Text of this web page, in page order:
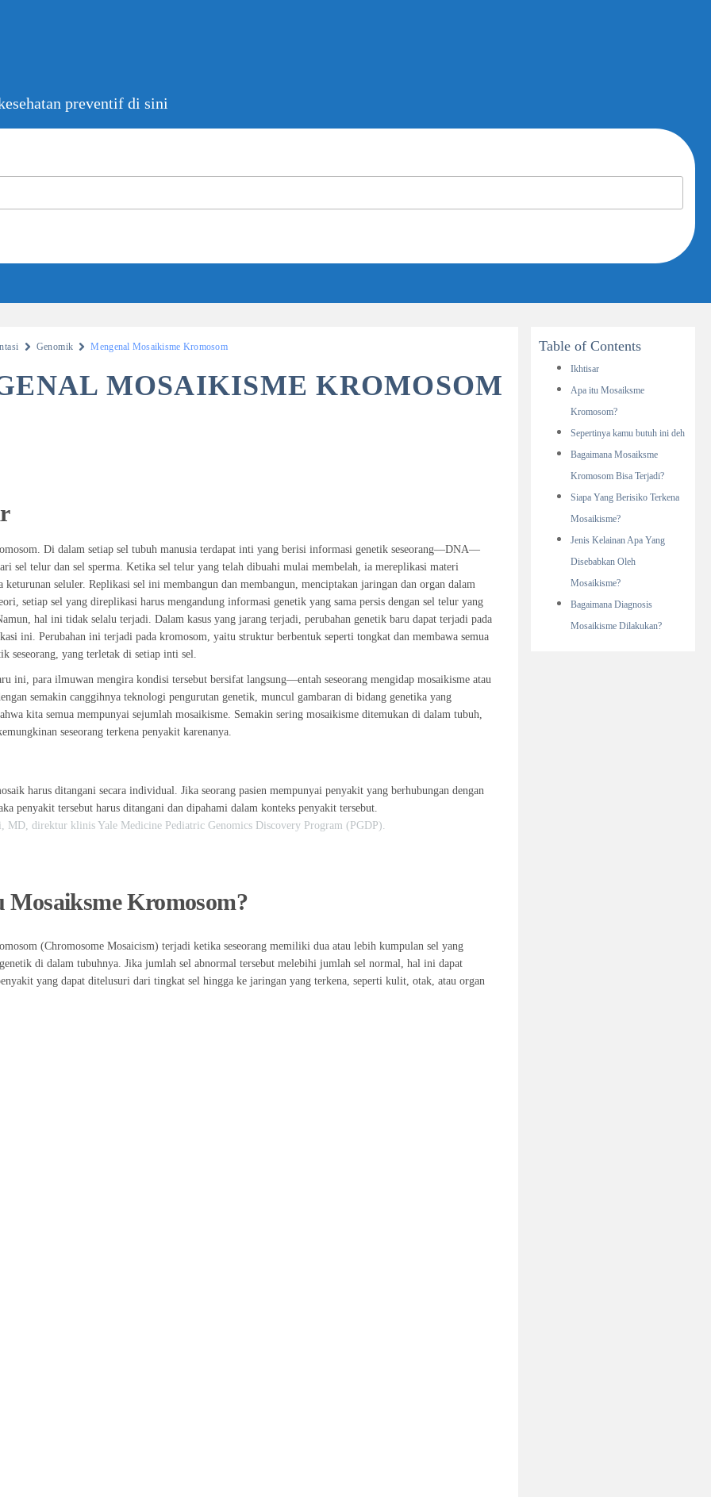
preventif di sini
Genomik Mengenal Mosaikisme Kromosom
MOSAIKISME KROMOSOM
Di dalam setiap sel tubuh manusia terdapat inti yang berisi informasi genetik seseorang—DNA—
sel telur dan sel sperma. Ketika sel telur yang telah dibuahi mulai membelah, ia mereplikasi materi
keturunan seluler. Replikasi sel ini membangun dan membangun, menciptakan jaringan dan organ dalam
setiap sel yang direplikasi harus mengandung informasi genetik yang sama persis dengan sel telur yang
hal ini tidak selalu terjadi. Dalam kasus yang jarang terjadi, perubahan genetik baru dapat terjadi pada
ini. Perubahan ini terjadi pada kromosom, yaitu struktur berbentuk seperti tongkat dan membawa semua
seseorang, yang terletak di setiap inti sel.
ini, para ilmuwan mengira kondisi tersebut bersifat langsung—entah seseorang mengidap mosaikisme atau
semakin canggihnya teknologi pengurutan genetik, muncul gambaran di bidang genetika yang
kita semua mempunyai sejumlah mosaikisme. Semakin sering mosaikisme ditemukan di dalam tubuh,
seseorang terkena penyakit karenanya.
harus ditangani secara individual. Jika seorang pasien mempunyai penyakit yang berhubungan dengan
penyakit tersebut harus ditangani dan dipahami dalam konteks penyakit tersebut.
MD, direktur klinis Yale Medicine Pediatric Genomics Discovery Program (PGDP).
Mosaiksme Kromosom?
(Chromosome Mosaicism) terjadi ketika seseorang memiliki dua atau lebih kumpulan sel yang
genetik di dalam tubuhnya. Jika jumlah sel abnormal tersebut melebihi jumlah sel normal, hal ini dapat
yang dapat ditelusuri dari tingkat sel hingga ke jaringan yang terkena, seperti kulit, otak, atau organ
Table of Contents
Ikhtisar
Apa itu Mosaiksme
Kromosom?
Sepertinya kamu butuh ini deh
Bagaimana Mosaiksme
Kromosom Bisa Terjadi?
Siapa Yang Berisiko Terkena
Mosaikisme?
Jenis Kelainan Apa Yang
Disebabkan Oleh
Mosaikisme?
Bagaimana Diagnosis
Mosaikisme Dilakukan?